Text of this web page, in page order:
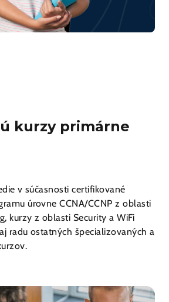
kurzy primárne
v súčasnosti certifikované
úrovne CCNA/CCNP z oblasti
kurzy z oblasti Security a WiFi
radu ostatných špecializovaných a